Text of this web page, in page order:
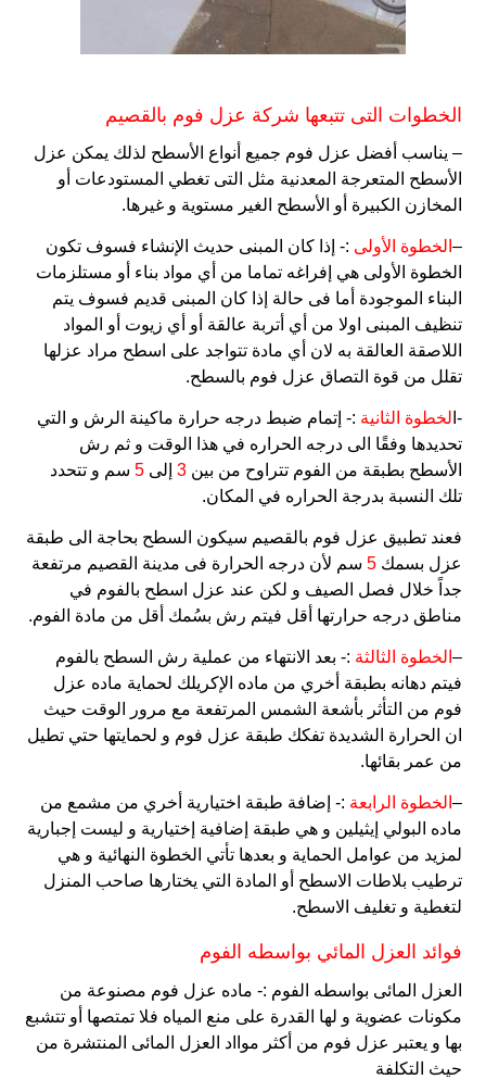
الخطوات التى تتبعها شركة عزل فوم بالقصيم
– يناسب أفضل عزل فوم جميع أنواع الأسطح لذلك يمكن عزل
الأسطح المتعرجة المعدنية مثل التى تغطي المستودعات أو
المخازن الكبيرة أو الأسطح الغير مستوية و غيرها.
– الخطوة الأولى :- إذا كان المبنى حديث الإنشاء فسوف تكون
الخطوة الأولى هي إفراغه تماما من أي مواد بناء أو مستلزمات
البناء الموجودة أما فى حالة إذا كان المبنى قديم فسوف يتم
تنظيف المبنى اولا من أي أتربة عالقة أو أي زيوت أو المواد
اللاصقة العالقة به لان أي مادة تتواجد على اسطح مراد عزلها
تقلل من قوة التصاق عزل فوم بالسطح.
-ا لخطوة الثانية :- إتمام ضبط درجه حرارة ماكينة الرش و التي
تحديدها وفقًا الى درجه الحراره في هذا الوقت و ثم رش
الأسطح بطبقة من الفوم تتراوح من بين
إلى 5 سم و تتحدد
تلك النسبة بدرجة الحراره في المكان.
فعند تطبيق عزل فوم بالقصيم سيكون السطح بحاجة الى طبقة
عزل بسمك 5 سم لأن درجه الحرارة فى مدينة القصيم مرتفعة
جداً خلال فصل الصيف و لكن عند عزل اسطح بالفوم في
مناطق درجه حرارتها أقل فيتم رش بسُمك أقل من مادة الفوم.
– الخطوة الثالثة :- بعد الانتهاء من عملية رش السطح بالفوم
فيتم دهانه بطبقة أخري من ماده الإكريلك لحماية ماده عزل
فوم من التأثر بأشعة الشمس المرتفعة مع مرور الوقت حيث
ان الحرارة الشديدة تفكك طبقة عزل فوم و لحمايتها حتي تطيل
من عمر بقائها.
– الخطوة الرابعة :- إضافة طبقة اختيارية أخري من مشمع من
ماده البولي إيثيلين و هي طبقة إضافية إختيارية و ليست إجبارية
لمزيد من عوامل الحماية و بعدها تأتي الخطوة النهائية و هي
ترطيب بلاطات الاسطح أو المادة التي يختارها صاحب المنزل
لتغطية و تغليف الاسطح.
فوائد العزل المائي بواسطه الفوم
العزل المائى بواسطه الفوم :- ماده عزل فوم مصنوعة من
مكونات عضوية و لها القدرة على منع المياه فلا تمتصها أو تتشبع
بها و يعتبر عزل فوم من أكثر موااد العزل المائى المنتشرة من
حيث التكلفة